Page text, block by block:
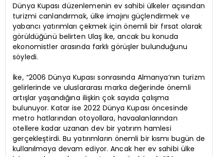
Dünya Kupası düzenlemenin ev sahibi ülkeler açısından
turizmi canlandırmak, ülke imajını güçlendirmek ve
yabancı yatırımları çekmek için önemli bir fırsat olarak
görüldüğünü belirten Ulaş İke, ancak bu konuda
ekonomistler arasında farklı görüşler bulunduğunu
söyledi.
İke, “2006 Dünya Kupası sonrasında Almanya’nın turizm
gelirlerinde ve uluslararası marka değerinde önemli
artışlar yaşandığına ilişkin çok sayıda çalışma
bulunuyor. Katar ise 2022 Dünya Kupası öncesinde
metro hatlarından otoyollara, havaalanlarından
otellere kadar uzanan dev bir yatırım hamlesi
gerçekleştirdi. Bu yatırımların önemli bir kısmı bugün de
kullanılmaya devam ediyor. Ancak her ev sahibi ülke